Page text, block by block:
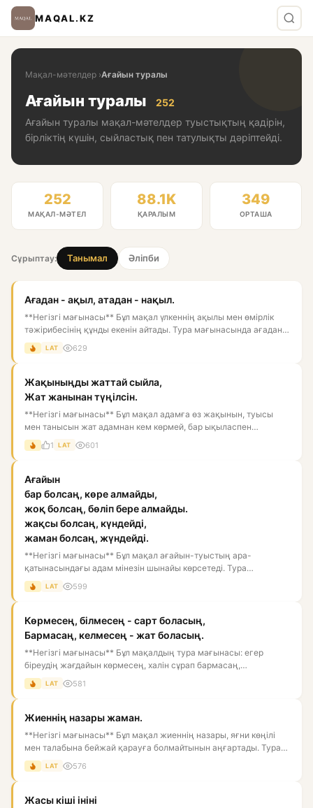
MAQAL.KZ
Мақал-мәтелдер ›Ағайын туралы
Ағайын туралы
252
Ағайын туралы мақал-мәтелдер туыстықтың қадірін,
бірліктің күшін, сыйластық пен татулықты дәріптейді.
252
МАҚАЛ-МӘТЕЛ
88.1K
ҚАРАЛЫМ
349
ОРТАША
Сұрыптау: Танымал Әліпби
Ағадан - ақыл, атадан - нақыл.
**Негізгі мағынасы** Бұл мақал үлкеннің ақылы мен өмірлік
тәжірибесінің құнды екенін айтады. Тура мағынасында ағадан
ақы...
LAT 629
Жақыныңды жаттай сыйла,
Жат жанынан түңілсін.
**Негізгі мағынасы** Бұл мақал адамға өз жақынын, туысы
мен танысын жат адамнан кем көрмей, бар ықыласпен
сыйлауды үйрет...
1 LAT 601
Ағайын
бар болсаң, көре алмайды,
жоқ болсаң, бөліп бере алмайды.
жақсы болсаң, күндейді,
жаман болсаң, жүндейді.
**Негізгі мағынасы** Бұл мақал ағайын-туыстың ара-
қатынасындағы адам мінезін шынайы көрсетеді. Тура
мағынасында, ағайын...
LAT 599
Көрмесең, білмесең - сарт боласың,
Бармасаң, келмесең - жат боласың.
**Негізгі мағынасы** Бұл мақалдың тура мағынасы: егер
біреудің жағдайын көрмесең, халін сұрап бармасаң,
араласпасаң, ол...
LAT 581
Жиеннің назары жаман.
**Негізгі мағынасы** Бұл мақал жиеннің назары, яғни көңілі
мен талабына бейжай қарауға болмайтынын аңғартады. Тура
мағын...
LAT 576
Жасы кіші ініні